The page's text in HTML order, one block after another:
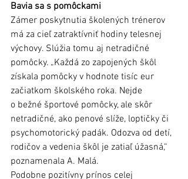
Bavia sa s pomôckami
Zámer poskytnutia školených trénerov
má za cieľ zatraktívniť hodiny telesnej
výchovy. Slúžia tomu aj netradičné
pomôcky. „Každá zo zapojených škôl
získala pomôcky v hodnote tisíc eur
začiatkom školského roka. Nejde
o bežné športové pomôcky, ale skôr
netradičné, ako penové slíže, loptičky či
psychomotorický padák. Odozva od detí,
rodičov a vedenia škôl je zatiaľ úžasná,“
poznamenala A. Malá.
Podobne pozitívny prínos celej